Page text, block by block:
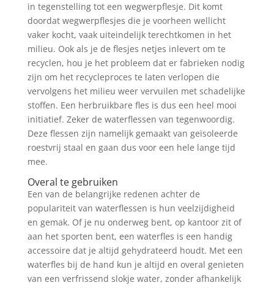
in tegenstelling tot een wegwerpflesje. Dit komt
doordat wegwerpflesjes die je voorheen wellicht
vaker kocht, vaak uiteindelijk terechtkomen in het
milieu. Ook als je de flesjes netjes inlevert om te
recyclen, hou je het probleem dat er fabrieken nodig
zijn om het recycleproces te laten verlopen die
vervolgens het milieu weer vervuilen met schadelijke
stoffen. Een herbruikbare fles is dus een heel mooi
initiatief. Zeker de waterflessen van tegenwoordig.
Deze flessen zijn namelijk gemaakt van geïsoleerde
roestvrij staal en gaan dus voor een hele lange tijd
mee.
Overal te gebruiken
Een van de belangrijke redenen achter de
populariteit van waterflessen is hun veelzijdigheid
en gemak. Of je nu onderweg bent, op kantoor zit of
aan het sporten bent, een waterfles is een handig
accessoire dat je altijd gehydrateerd houdt. Met een
waterfles bij de hand kun je altijd en overal genieten
van een verfrissend slokje water, zonder afhankelijk